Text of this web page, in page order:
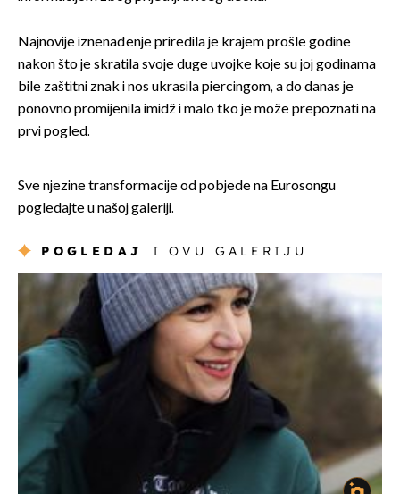
Najnovije iznenađenje priredila je krajem prošle godine
nakon što je skratila svoje duge uvojke koje su joj godinama
bile zaštitni znak i nos ukrasila piercingom, a do danas je
ponovno promijenila imidž i malo tko je može prepoznati na
prvi pogled.
Sve njezine transformacije od pobjede na Eurosongu
pogledajte u našoj galeriji.
POGLEDAJ I OVU GALERIJU